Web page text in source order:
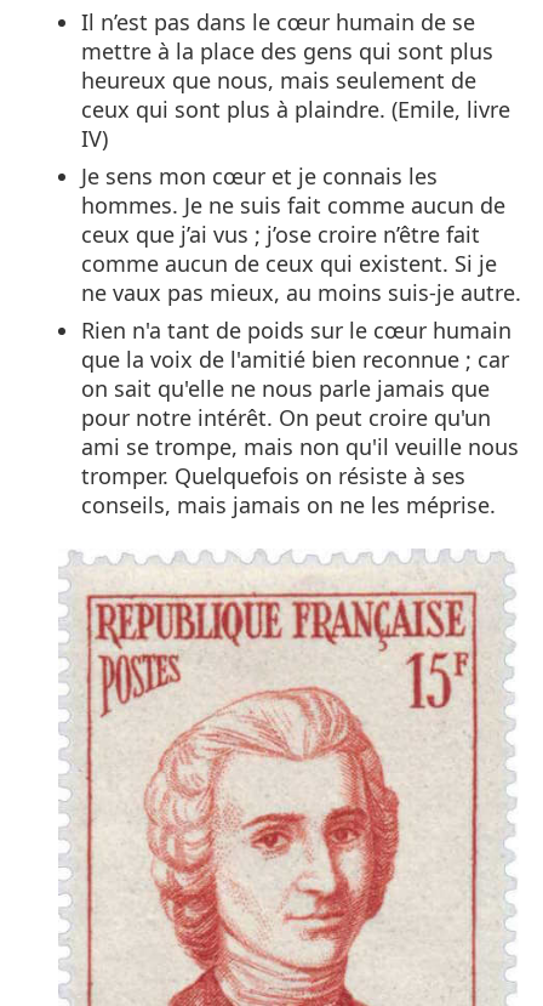
Il n’est pas dans le cœur humain de se
mettre à la place des gens qui sont plus
heureux que nous, mais seulement de
ceux qui sont plus à plaindre. (Emile, livre
IV)
Je sens mon cœur et je connais les
hommes. Je ne suis fait comme aucun de
ceux que j’ai vus ; j’ose croire n’être fait
comme aucun de ceux qui existent. Si je
ne vaux pas mieux, au moins suis-je autre.
Rien n'a tant de poids sur le cœur humain
que la voix de l'amitié bien reconnue ; car
on sait qu'elle ne nous parle jamais que
pour notre intérêt. On peut croire qu'un
ami se trompe, mais non qu'il veuille nous
tromper. Quelquefois on résiste à ses
conseils, mais jamais on ne les méprise.